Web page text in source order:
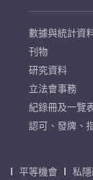
數據與統計資
刊物
研究資料
立法會事務
紀錄冊及一覽
認可、發牌、
平等機會 私